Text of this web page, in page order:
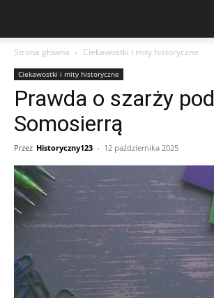
Strona główna Ciekawostki i mity historyczne
Ciekawostki i mity historyczne
Prawda o szarży pod
Somosierrą
Przez Historyczny123 - 12 października 2025